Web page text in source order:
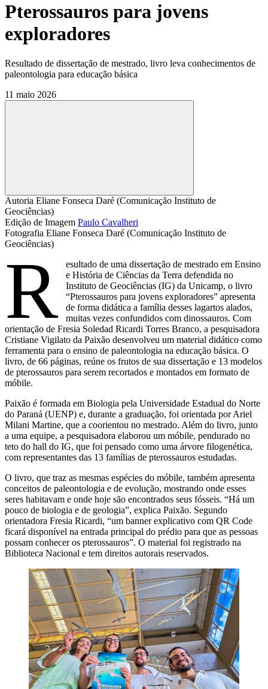
Pterossauros para jovens
exploradores
Resultado de dissertação de mestrado, livro leva conhecimentos de
paleontologia para educação básica
11 maio 2026
Compartilhar
Autoria Eliane Fonseca Daré (Comunicação Instituto de
Geociências)
Edição de Imagem Paulo Cavalheri
Fotografia Eliane Fonseca Daré (Comunicação Instituto de
Geociências)
R
esultado de uma dissertação de mestrado em Ensino
e História de Ciências da Terra defendida no
Instituto de Geociências (IG) da Unicamp, o livro
“Pterossauros para jovens exploradores” apresenta
de forma didática a família desses lagartos alados,
muitas vezes confundidos com dinossauros. Com
orientação de Fresia Soledad Ricardi Torres Branco, a pesquisadora
Cristiane Vigilato da Paixão desenvolveu um material didático como
ferramenta para o ensino de paleontologia na educação básica. O
livro, de 66 páginas, reúne os frutos de sua dissertação e 13 modelos
de pterossauros para serem recortados e montados em formato de
móbile.
Paixão é formada em Biologia pela Universidade Estadual do Norte
do Paraná (UENP) e, durante a graduação, foi orientada por Ariel
Milani Martine, que a coorientou no mestrado. Além do livro, junto
a uma equipe, a pesquisadora elaborou um móbile, pendurado no
teto do hall do IG, que foi pensado como uma árvore filogenética,
com representantes das 13 famílias de pterossauros estudadas.
O livro, que traz as mesmas espécies do móbile, também apresenta
conceitos de paleontologia e de evolução, mostrando onde esses
seres habitavam e onde hoje são encontrados seus fósseis. “Há um
pouco de biologia e de geologia”, explica Paixão. Segundo
orientadora Fresia Ricardi, “um banner explicativo com QR Code
ficará disponível na entrada principal do prédio para que as pessoas
possam conhecer os pterossauros”. O material foi registrado na
Biblioteca Nacional e tem direitos autorais reservados.